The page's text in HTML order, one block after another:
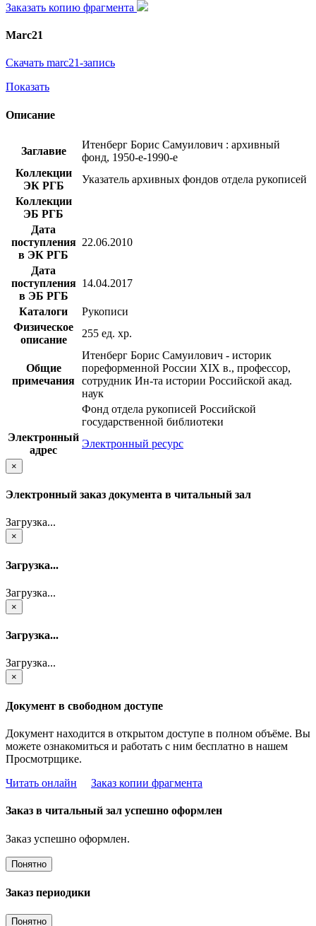
Заказать копию фрагмента
Marc21
Скачать marc21-запись
Показать
Описание
Заглавие
Итенберг Борис Самуилович : архивный
фонд, 1950-е-1990-е
Коллекции
ЭК РГБ
Указатель архивных фондов отдела рукописей
Коллекции
ЭБ РГБ
Дата
поступления
в ЭК РГБ
22.06.2010
Дата
поступления
в ЭБ РГБ
14.04.2017
Каталоги
Рукописи
Физическое
описание
255 ед. хр.
Общие
примечания
Итенберг Борис Самуилович - историк
пореформенной России XIX в., профессор,
сотрудник Ин-та истории Российской акад.
наук
Фонд отдела рукописей Российской
государственной библиотеки
Электронный
адрес
Электронный ресурс
×
Электронный заказ документа в читальный зал
Загрузка...
×
Загрузка...
Загрузка...
×
Загрузка...
Загрузка...
×
Документ в свободном доступе
Документ находится в открытом доступе в полном объёме. Вы
можете ознакомиться и работать с ним бесплатно в нашем
Просмотрщике.
Читать онлайн
Заказ копии фрагмента
Заказ в читальный зал успешно оформлен
Заказ успешно оформлен.
Понятно
Заказ периодики
Понятно